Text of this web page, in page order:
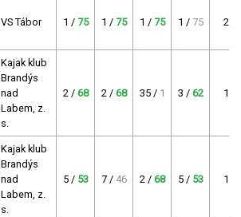
VS Tábor 1 / 75 1 / 75 1 / 75 1 / 75 225
Kajak klub
Brandýs
nad
Labem, z.
s.
2 / 68 2 / 68 35 / 1 3 / 62 198
Kajak klub
Brandýs
nad
Labem, z.
s.
5 / 53 7 / 46 2 / 68 5 / 53 174